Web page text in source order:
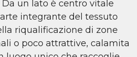
un lato è centro vitale
integrante del tessuto
riqualificazione di zone
o poco attrattive, calamita